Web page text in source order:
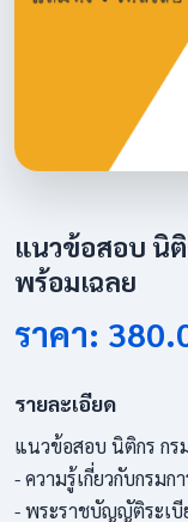
แนวข้อสอบ นิ
พร้อมเฉลย
ราคา:
รายละเอียด
แนวข้อสอบ นิติกร ก
- ความรู้เกี่ยวกับกรม
- พระราชบัญญัติระเบี